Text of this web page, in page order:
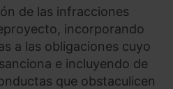
de las infracciones
incorporando
a las obligaciones cuyo
e incluyendo de
que obstaculicen